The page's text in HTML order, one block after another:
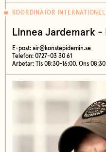
KOORDINATOR
Linnea Jardemark -
E-post: air@konstepidemin.se
Telefon: 0727-03 30 61
Arbetar: Tis 08:30-16:00. Ons 08:30